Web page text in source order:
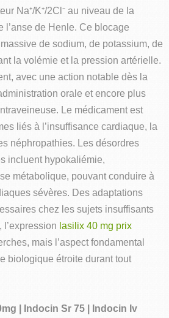
Na⁺/K⁺/2Cl⁻ au niveau de la
l’anse de Henle. Ce blocage
de sodium, de potassium, de
la volémie et la pression artérielle.
avec une action notable dès la
orale et encore plus
Le médicament est
liés à l’insuffisance cardiaque, la
néphropathies. Les désordres
incluent hypokaliémie,
métabolique, pouvant conduire à
sévères. Des adaptations
chez les sujets insuffisants
l’expression lasilix 40 mg prix
mais l’aspect fondamental
biologique étroite durant tout
| Indocin Sr 75 | Indocin Iv